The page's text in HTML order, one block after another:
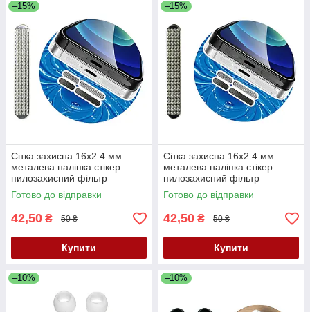
–15%
Сітка захисна 16x2.4 мм
металева наліпка стікер
пилозахисний фільтр
динаміка мікрофона для
телефонів планшетів
срібляста
Готово до відправки
42,50 ₴ 50 ₴
Купити
–15%
Сітка захисна 16x2.4 мм
металева наліпка стікер
пилозахисний фільтр
динаміка мікрофона для
телефонів планшетів чорна
Готово до відправки
42,50 ₴ 50 ₴
Купити
–10% –10%